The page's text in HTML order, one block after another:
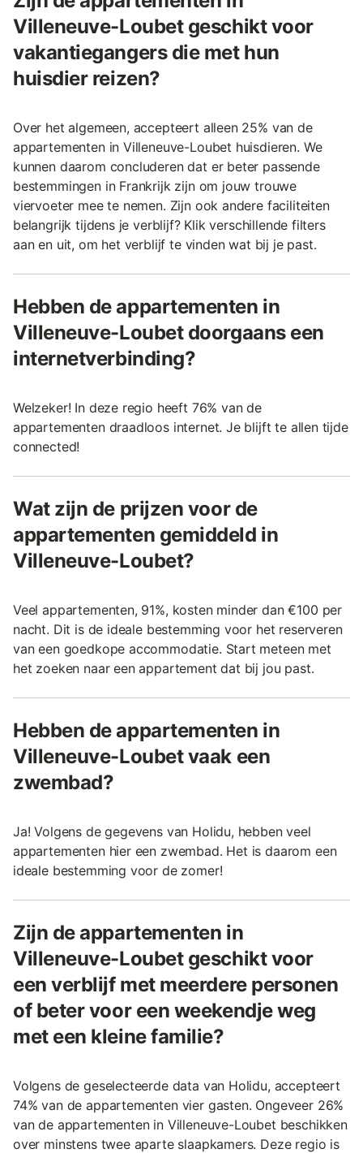
Villeneuve-Loubet geschikt voor
vakantiegangers die met hun
huisdier reizen?
Over het algemeen, accepteert alleen 25% van de
appartementen in Villeneuve-Loubet huisdieren. We
kunnen daarom concluderen dat er beter passende
bestemmingen in Frankrijk zijn om jouw trouwe
viervoeter mee te nemen. Zijn ook andere faciliteiten
belangrijk tijdens je verblijf? Klik verschillende filters
aan en uit, om het verblijf te vinden wat bij je past.
Hebben de appartementen in
Villeneuve-Loubet doorgaans een
internetverbinding?
Welzeker! In deze regio heeft 76% van de
appartementen draadloos internet. Je blijft te allen tijde
connected!
Wat zijn de prijzen voor de
appartementen gemiddeld in
Villeneuve-Loubet?
Veel appartementen, 91%, kosten minder dan €100 per
nacht. Dit is de ideale bestemming voor het reserveren
van een goedkope accommodatie. Start meteen met
het zoeken naar een appartement dat bij jou past.
Hebben de appartementen in
Villeneuve-Loubet vaak een
zwembad?
Ja! Volgens de gegevens van Holidu, hebben veel
appartementen hier een zwembad. Het is daarom een
ideale bestemming voor de zomer!
Zijn de appartementen in
Villeneuve-Loubet geschikt voor
een verblijf met meerdere personen
of beter voor een weekendje weg
met een kleine familie?
Volgens de geselecteerde data van Holidu, accepteert
74% van de appartementen vier gasten. Ongeveer 26%
van de appartementen in Villeneuve-Loubet beschikken
over minstens twee aparte slaapkamers. Deze regio is